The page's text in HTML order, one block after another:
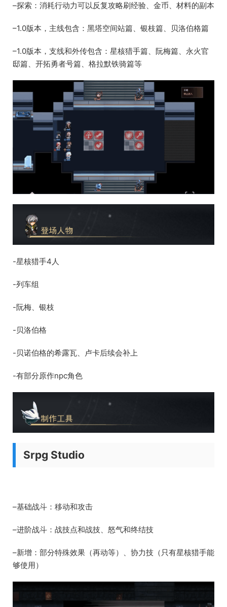
–探索：消耗行动力可以反复攻略刷经验、金币、材料的副本
–1.0版本，主线包含：黑塔空间站篇、银枝篇、贝洛伯格篇
–1.0版本，支线和外传包含：星核猎手篇、阮梅篇、永火官
邸篇、开拓勇者号篇、格拉默铁骑篇等
-星核猎手4人
-列车组
-阮梅、银枝
-贝洛伯格
-贝诺伯格的希露瓦、卢卡后续会补上
-有部分原作npc角色
Srpg Studio
–基础战斗：移动和攻击
–进阶战斗：战技点和战技、怒气和终结技
–新增：部分特殊效果（再动等）、协力技（只有星核猎手能
够使用）